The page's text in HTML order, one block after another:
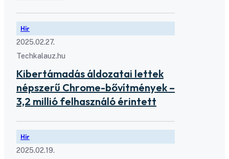
Hír
2025.02.27.
Techkalauz.hu
Kibertámadás áldozatai lettek
népszerű Chrome-bővítmények –
3,2 millió felhasználó érintett
Hír
2025.02.19.